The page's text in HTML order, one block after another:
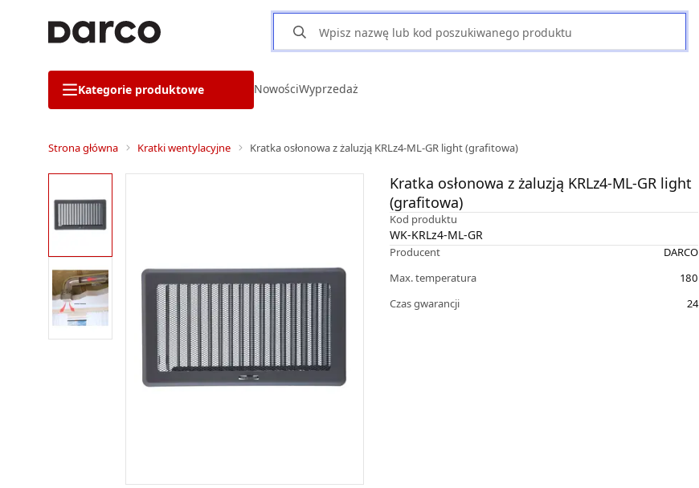
Kategorie produktowe NowościWyprzedaż
Strona główna Kratki wentylacyjne Kratka osłonowa z żaluzją KRLz4-ML-GR light (grafitowa)
Kratka osłonowa z żaluzją KRLz4-ML-GR light
(grafitowa)
Kod produktu
WK-KRLz4-ML-GR
Producent
DARCO
Max. temperatura
180
Czas gwarancji
24